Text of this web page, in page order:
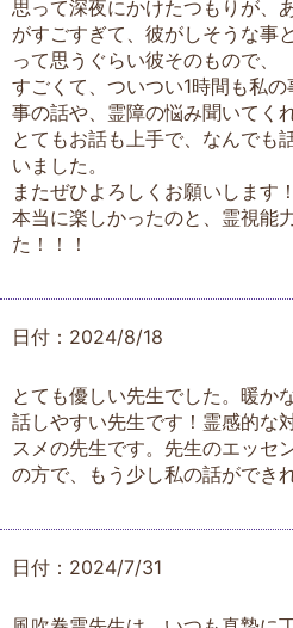
思って深夜にかけたつもりが、
がすごすぎて、彼がしそうな事
って思うぐらい彼そのもので、
すごくて、ついつい1時間も私
事の話や、霊障の悩み聞いてく
とてもお話も上手で、なんでも
いました。
またぜひよろしくお願いします
本当に楽しかったのと、霊視能
た！！！
日付：2024/8/18
とても優しい先生でした。暖か
話しやすい先生です！霊感的な
スメの先生です。先生のエッセ
の方で、もう少し私の話ができ
日付：2024/7/31